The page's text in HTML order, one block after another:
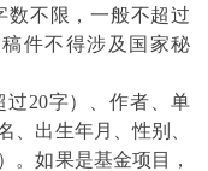
数不限，一般不超过
件不得涉及国家秘
20字）、作者、单
、出生年月、性别、
。如果是基金项目，